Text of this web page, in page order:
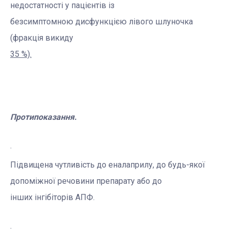
недостатності у пацієнтів із
безсимптомною дисфункцією лівого шлуночка
(фракція викиду
35 %).
Протипоказання.
·
Підвищена чутливість до еналаприлу, до будь-якої
допоміжної речовини препарату або до
інших інгібіторів АПФ.